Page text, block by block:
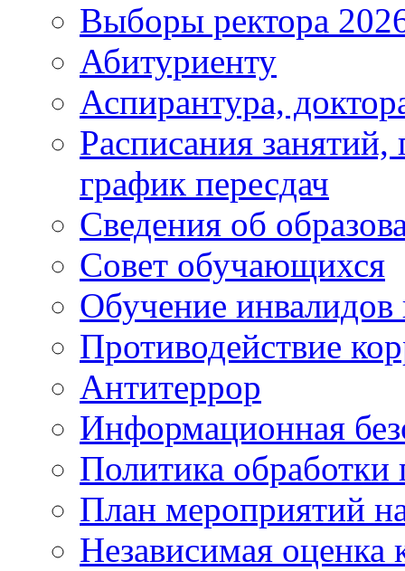
Выборы ректора
Абитуриенту
Аспирантура,
Расписания
график пересдач
Сведения об
Совет обучающихся
Обучение
Противодействие
Антитеррор
Информационная
Политика
План мероприятий
Независимая оценка